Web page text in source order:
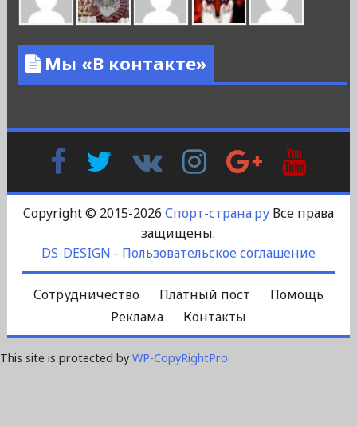
Мы «В контакте»
FacebookTwitter
Контакте
InstagramGoogle
Plus
Copyright © 2015-2026 Спорт-страна.руВсе права
защищены.
DS-DESIGN - Пользовательское соглашение
Сотрудничество Платный пост
Помощь
Реклама
Контакты
This site is protected by WP-CopyRightPro